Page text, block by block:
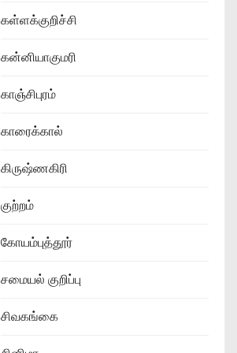
கள்ளக்குறிச்சி
கன்னியாகுமரி
காஞ்சிபுரம்
காரைக்கால்
கிருஷ்ணகிரி
குற்றம்
கோயம்புத்தூர்
சமையல் குறிப்பு
சிவகங்கை